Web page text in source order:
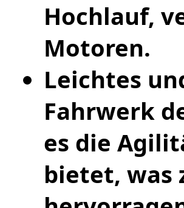
Hochlauf,
Motoren.
Leichtes
Fahrwerk
es die
bietet, was